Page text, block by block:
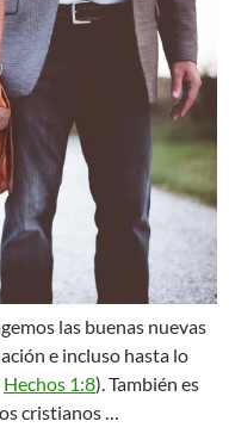
las buenas nuevas
e incluso hasta lo
Hechos 1:8). También es
cristianos …